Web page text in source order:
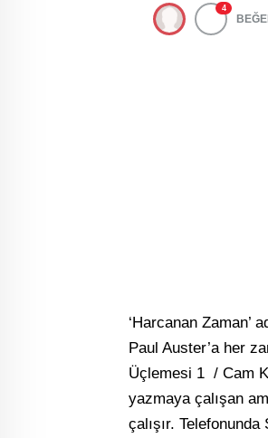
4
‘Harcanan Zaman’
Paul Auster’a her
Üçlemesi 1 / Cam
yazmaya çalışan
çalışır.